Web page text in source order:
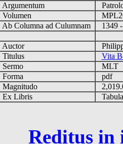
Argumentum
Volumen
Ab Columna ad Culumnam
1349
Auctor
Titulus
Vita
Sermo
MLT
Forma
pdf
Magnitudo
Ex Libris
Reditus in